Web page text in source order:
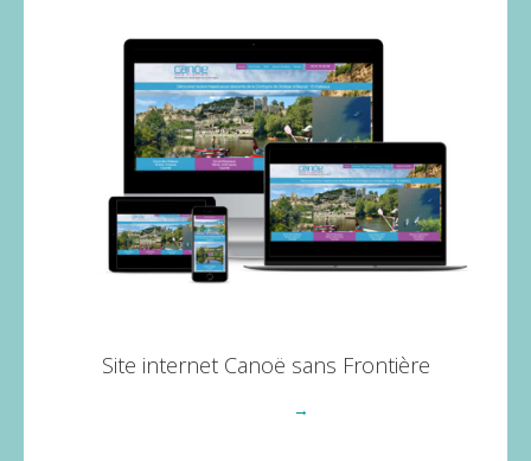
Site internet Canoë sans Frontière
→